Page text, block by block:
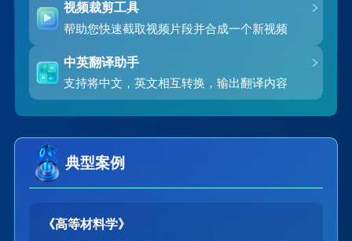
视频裁剪工具
帮助您快速截取视频片段并合成一个新视频
中英翻译助手
支持将中文，英文相互转换，输出翻译内容
典型案例
《高等材料学》